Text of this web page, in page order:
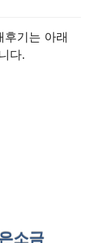
기는 아래
다.
소금